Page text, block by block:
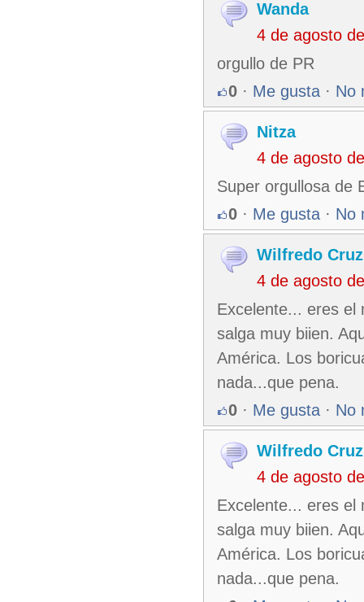
Wanda
4 de agosto
orgullo de PR
0 · Me gusta · No
Nitza
4 de agosto
Super orgullosa de
0 · Me gusta · No
Wilfredo Cruz
4 de agosto
Excelente... eres el
salga muy biien.
América. Los
nada...que pena.
0 · Me gusta · No
Wilfredo Cruz
4 de agosto
Excelente... eres el
salga muy biien.
América. Los
nada...que pena.